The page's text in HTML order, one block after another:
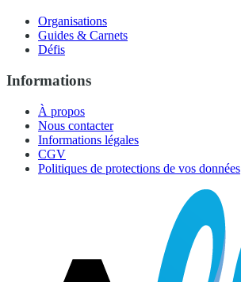
Organisations
Guides & Carnets
Défis
Informations
À propos
Nous contacter
Informations légales
CGV
Politiques de protections de vos données